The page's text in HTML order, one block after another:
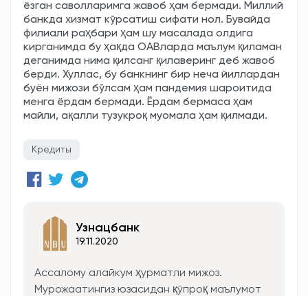
ёзган саволларимга жавоб ҳам бермади. Миллий
банкда хизмат кўрсатиш сифати нол. Бувайда
филиали раҳбари ҳам шу масалада олдига
кирганимда бу ҳақда ОАВларда маълум қиламан
деганимда нима қилсанг қилаверинг деб жавоб
берди. Хуллас, бу банкнинг бир неча йиллардан
буён мижози бўлсам ҳам пандемия шароитида
менга ёрдам бермади. Ёрдам бермаса ҳам
майли, ақалли тузукроқ муомала ҳам қилмади.
Кредиты
Узнацбанк
19.11.2020
Ассалому алайкум ҳурматли мижоз.
Мурожаатингиз юзасидан қўпроқ маълумот